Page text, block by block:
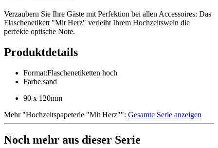
Verzaubern Sie Ihre Gäste mit Perfektion bei allen Accessoires: Das
Flaschenetikett "Mit Herz" verleiht Ihrem Hochzeitswein die
perfekte optische Note.
Produktdetails
Format:Flaschenetiketten hoch
Farbe:sand
90 x 120mm
Mehr"Hochzeitspapeterie "Mit Herz"": Gesamte Serie anzeigen
Noch mehr aus dieser Serie